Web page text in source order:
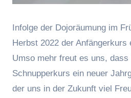
Infolge der Dojoräumung im
Herbst 2022 der Anfängerkurs
Umso mehr freut es uns,
Schnupperkurs ein neuer
der uns in der Zukunft viel